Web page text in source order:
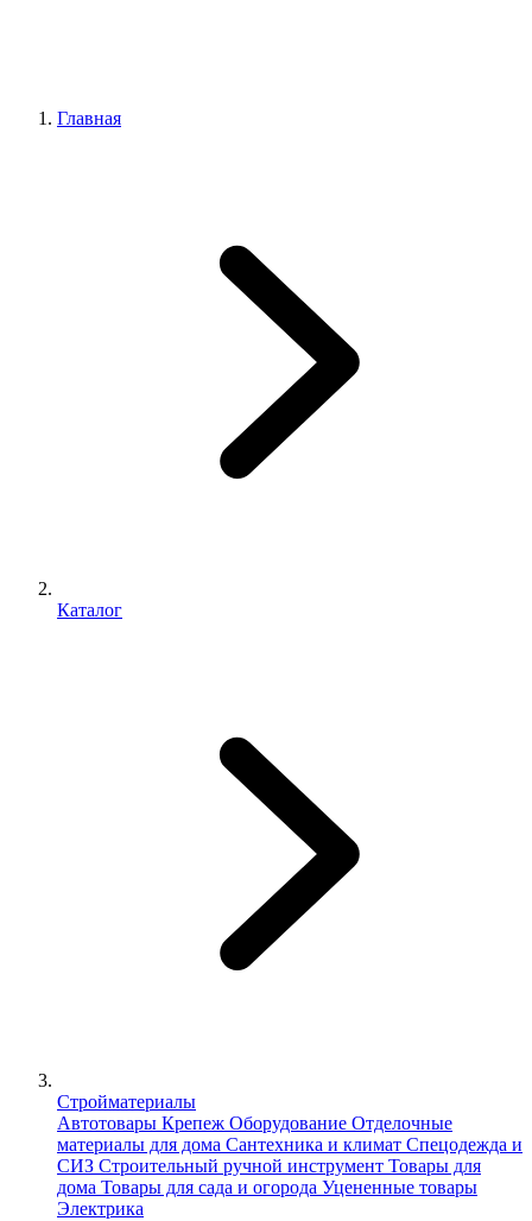
Главная
Каталог
Стройматериалы
Автотовары Крепеж Оборудование Отделочные
материалы для дома Сантехника и климат Спецодежда и
СИЗ Строительный ручной инструмент Товары для
дома Товары для сада и огорода Уцененные товары
Электрика